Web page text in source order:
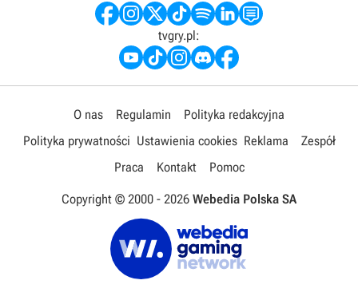
tvgry.pl:
O nas Regulamin
Polityka redakcyjna
Polityka prywatności Ustawienia cookies Reklama
Zespół
Praca
Kontakt Pomoc
Copyright © 2000 - 2026 Webedia Polska SA